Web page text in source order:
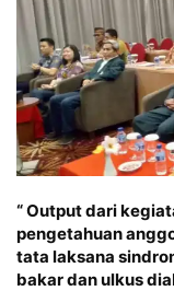
“ Output dari
pengetahuan
tata laksana
bakar dan ulkus